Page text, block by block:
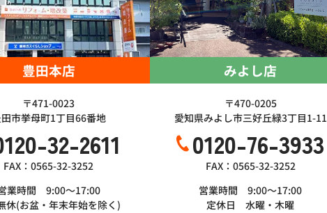
豊田本店
〒471-0023
市挙母町1丁目66番地
32-2611
FAX：0565-32-3252
業時間 9:00～17:00
休(お盆・年末年始を除く)
みよし店
〒470-0205
愛知県みよし市三好丘緑3丁目1-11
0120-76-3933
FAX：0565-32-3252
営業時間 9:00～17:00
定休日 水曜・木曜